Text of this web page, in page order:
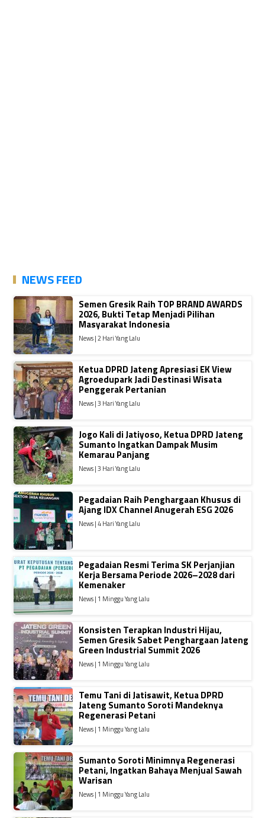
NEWS FEED
Semen Gresik Raih TOP BRAND AWARDS
2026, Bukti Tetap Menjadi Pilihan
Masyarakat Indonesia
News | 2 Hari Yang Lalu
Ketua DPRD Jateng Apresiasi EK View
Agroedupark Jadi Destinasi Wisata
Penggerak Pertanian
News | 3 Hari Yang Lalu
Jogo Kali di Jatiyoso, Ketua DPRD Jateng
Sumanto Ingatkan Dampak Musim
Kemarau Panjang
News | 3 Hari Yang Lalu
Pegadaian Raih Penghargaan Khusus di
Ajang IDX Channel Anugerah ESG 2026
News | 4 Hari Yang Lalu
Pegadaian Resmi Terima SK Perjanjian
Kerja Bersama Periode 2026–2028 dari
Kemenaker
News | 1 Minggu Yang Lalu
Konsisten Terapkan Industri Hijau,
Semen Gresik Sabet Penghargaan Jateng
Green Industrial Summit 2026
News | 1 Minggu Yang Lalu
Temu Tani di Jatisawit, Ketua DPRD
Jateng Sumanto Soroti Mandeknya
Regenerasi Petani
News | 1 Minggu Yang Lalu
Sumanto Soroti Minimnya Regenerasi
Petani, Ingatkan Bahaya Menjual Sawah
Warisan
News | 1 Minggu Yang Lalu